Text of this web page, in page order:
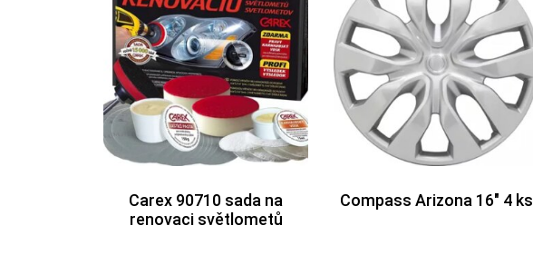
Carex 90710 sada na
renovaci světlometů
Compass Arizona 16″ 4 ks